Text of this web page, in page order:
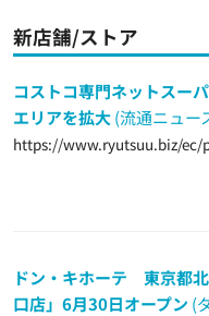
新店舗/ストア
コストコ専門ネットスー
エリアを拡大(流通ニュー
https://www.ryutsuu.biz/ec/
ドン・キホーテ 東京都
口店」6月30日オープン (